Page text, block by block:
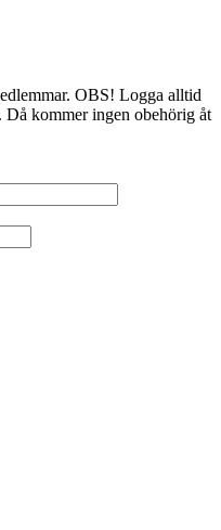
OBS! Logga alltid
Då kommer ingen obehörig åt